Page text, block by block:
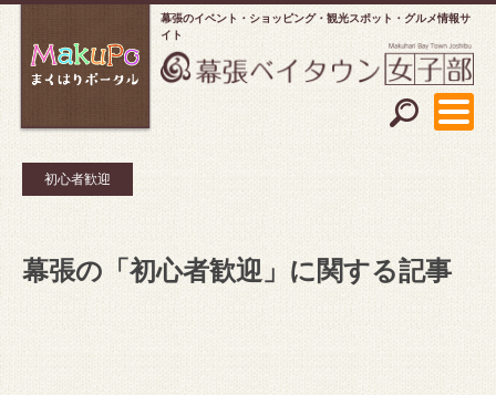
幕張のイベント・ショッピング
観光スポット・グルメ情報サ
イト
初心者歓迎
幕張の「初心者歓迎」に関する記事